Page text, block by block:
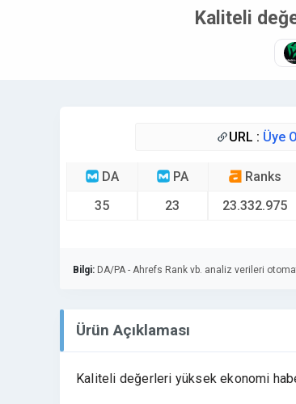
Kaliteli
URL : Üye
DA
35
PA
23
Ranks
23.332.975
Bilgi: DA/PA - Ahrefs Rank vb. analiz verileri
Ürün Açıklaması
Kaliteli değerleri yüksek ekonomi